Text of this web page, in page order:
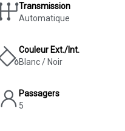
Transmission
Automatique
Couleur Ext./Int.
Blanc / Noir
Passagers
5